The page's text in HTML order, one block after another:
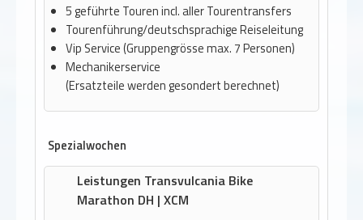
5 geführte Touren incl. aller Tourentransfers
Tourenführung/deutschsprachige Reiseleitung
Vip Service (Gruppengrösse max. 7 Personen)
Mechanikerservice
(Ersatzteile werden gesondert berechnet)
Spezialwochen
Leistungen Transvulcania Bike
Marathon DH | XCM